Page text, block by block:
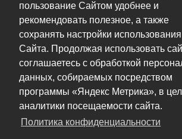
пользование Сайтом удобнее и
рекомендовать полезное, а также
сохранять настройки использования
Сайта. Продолжая использовать
соглашаетесь с обработкой
данных, собираемых посредством
программы «Яндекс Метрика», в
аналитики посещаемости сайта.
Политика конфиденциальности
ответил по электронной почте.
Написать ответ...